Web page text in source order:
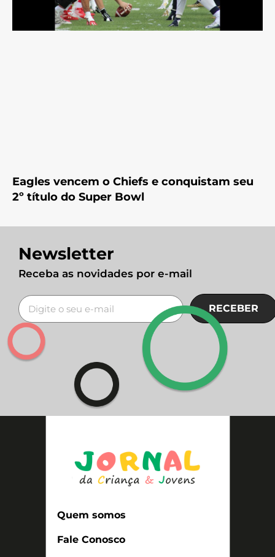
Eagles vencem o Chiefs e conquistam seu
2º título do Super Bowl
Newsletter
Receba as novidades por e-mail
RECEBER
Quem somos
Fale Conosco